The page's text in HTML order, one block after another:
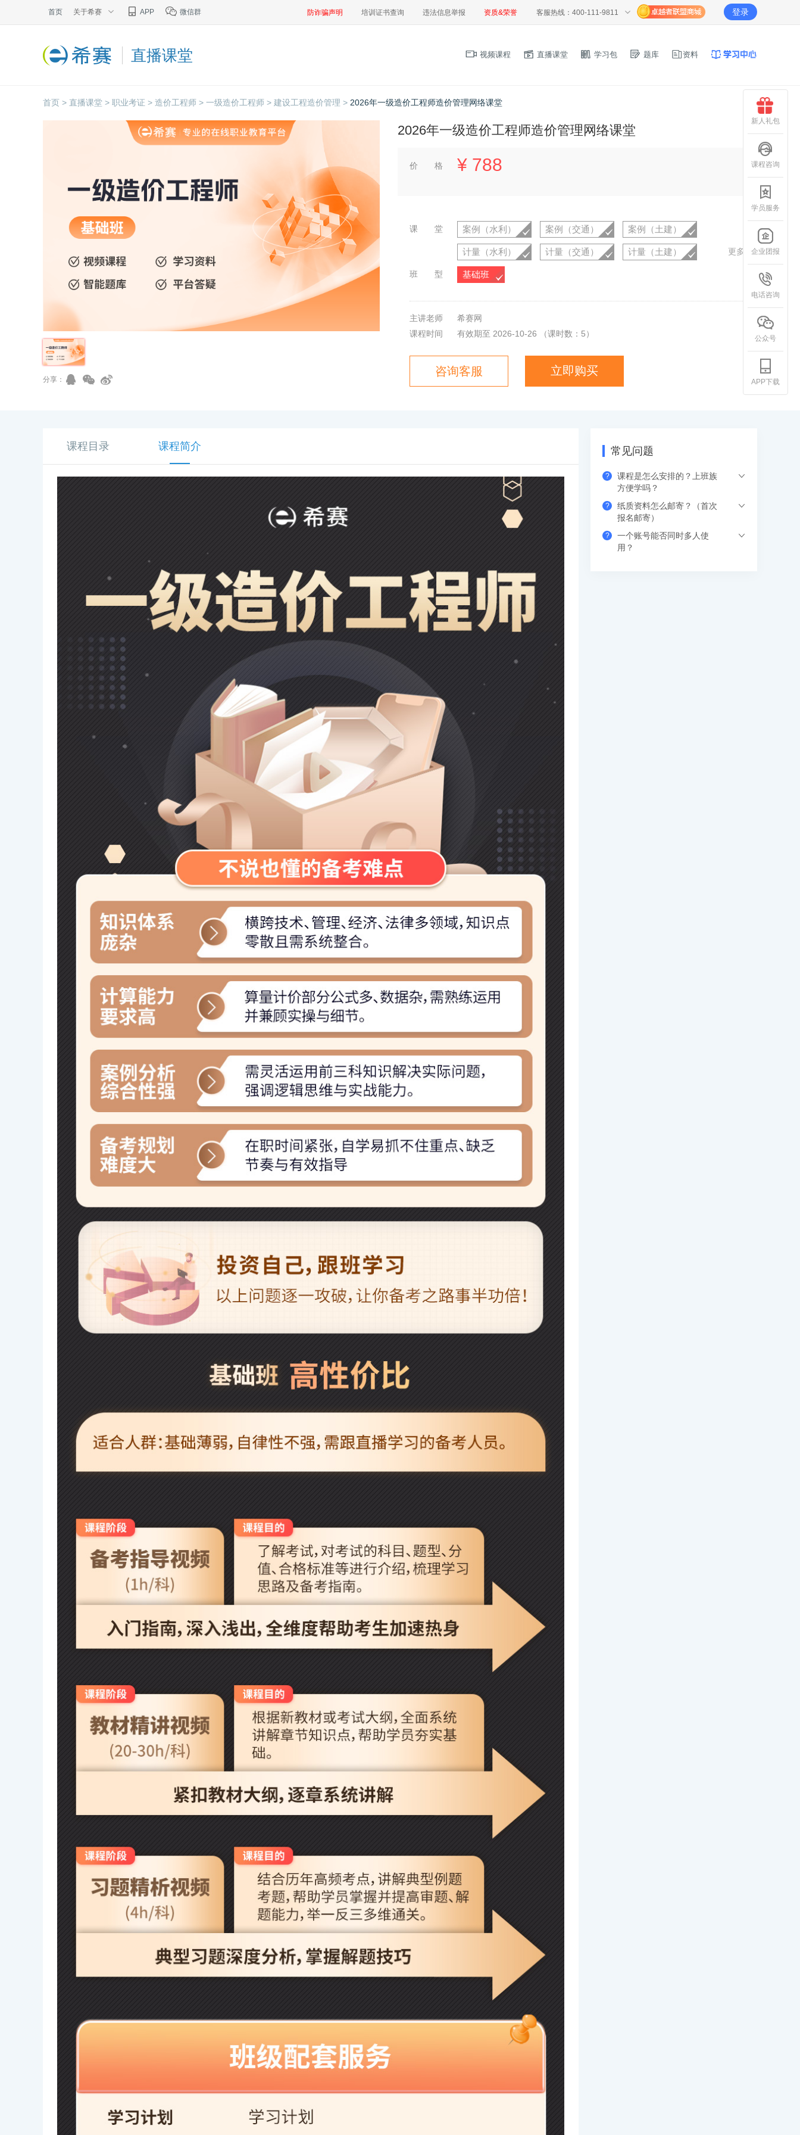
首页 关于希赛 APP 微信群 防诈骗声明 培训证书查询 违法信息举报 资质&荣誉 客服热线：400-111-9811 登录
直播课堂 视频课程 直播课堂 学习包 题库 资料
首页 > 直播课堂 > 职业考证 > 造价工程师 > 一级造价工程师 > 建设工程造价管理 > 2026年一级造价工程师造价管理网络课堂
分享：
2026年一级造价工程师造价管理网络课堂
价 格 ¥ 788
课 堂 案例（水利） 案例（交通） 案例（土建）
计量（水利） 计量（交通） 计量（土建）
案例（安装）
更多
班 型 基础班
主讲老师
希赛网
课程时间
有效期至 2026-10-26 （课时数： 5）
咨询客服 立即购买
课程目录 课程简介 常见问题
?
课程是怎么安排的？上班族
方便学吗？
希赛的直播课程都是安排在工作日的晚上
果错过网络课，也可以看回放，可反复进
?
纸质资料怎么邮寄？（首次
报名邮寄）
支付成功后请填写收货地址信息，资料/图
?
一个账号能否同时多人使
用？
新人礼包
课程咨询
学员服务
企业团报
电话咨询
公众号
APP下载